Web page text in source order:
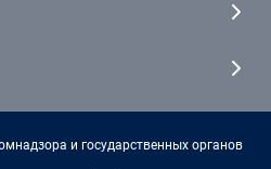
и государственных органов